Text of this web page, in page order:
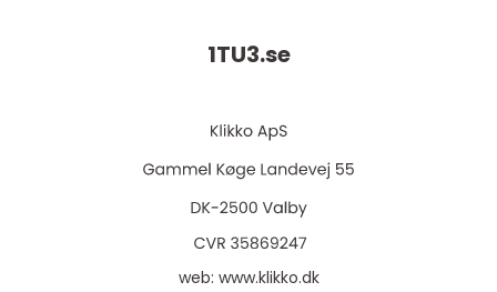
1TU3.se
web: www.klikko.dk